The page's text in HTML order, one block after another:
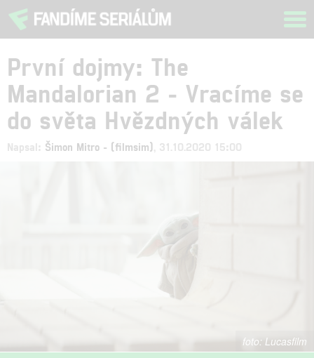
První dojmy: The
Mandalorian 2 - Vracíme se
do světa Hvězdných válek
Napsal: Šimon Mitro - (filmsim) , 31.10.2020 15:00
Lucasfilm